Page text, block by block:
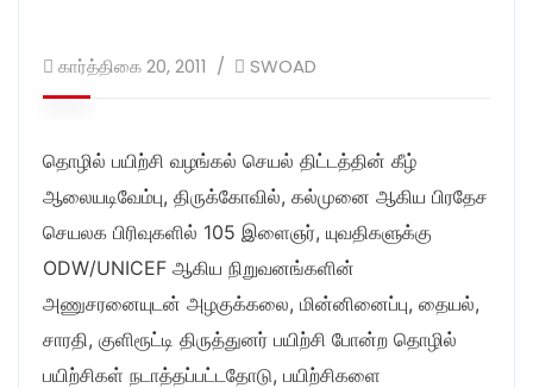
கார்த்திகை 20, 2011 SWOAD
தொழில் பயிற்சி வழங்கல் செயல் திட்டத்தின் கீழ்
ஆலையடிவேம்பு, திருக்கோவில், கல்முனை ஆகிய பிரதேச
செயலக பிரிவுகளில் 105 இளைஞர், யுவதிகளுக்கு
ODW/UNICEF ஆகிய நிறுவனங்களின்
அணுசரனையுடன் அழகுக்கலை, மின்னினைப்பு, தையல்,
சாரதி, குளிரூட்டி திருத்துனர் பயிற்சி போன்ற தொழில்
பயிற்சிகள் நடாத்தப்பட்டதோடு, பயிற்சிகளை